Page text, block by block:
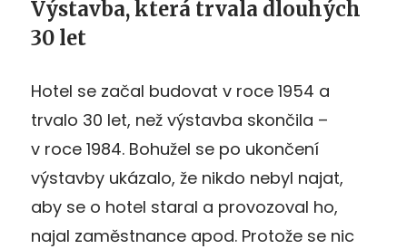
Výstavba, která trvala dlouhých
30 let
Hotel se začal budovat v roce 1954 a
trvalo 30 let, než výstavba skončila –
v roce 1984. Bohužel se po ukončení
výstavby ukázalo, že nikdo nebyl najat,
aby se o hotel staral a provozoval ho,
najal zaměstnance apod. Protože se nic